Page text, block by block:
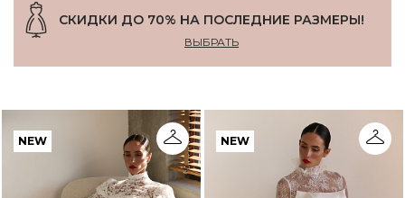
СКИДКИ ДО 70% НА ПОСЛЕДНИЕ РАЗМЕРЫ!
ВЫБРАТЬ
NEW NEW